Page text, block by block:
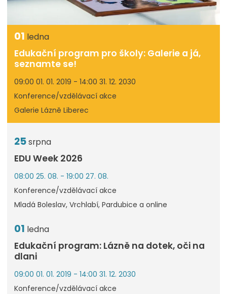
01 ledna
Edukační program pro školy: Galerie a já,
seznamte se!
09:00 01. 01. 2019 - 14:00 31. 12. 2030
Konference/vzdělávací akce
Galerie Lázně Liberec
25srpna
EDU Week 2026
08:00 25. 08. - 19:00 27. 08.
Konference/vzdělávací akce
Mladá Boleslav, Vrchlabí, Pardubice a online
01 ledna
Edukační program: Lázně na dotek, oči na
dlani
09:00 01. 01. 2019 - 14:00 31. 12. 2030
Konference/vzdělávací akce